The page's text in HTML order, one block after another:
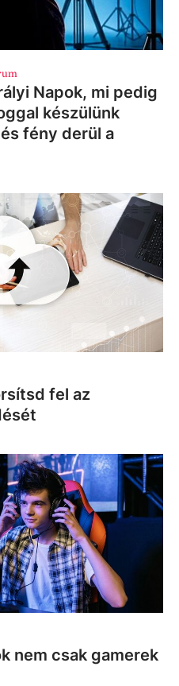
Napok, mi pedig
készülünk
fény derül a
fel az
nem csak gamerek